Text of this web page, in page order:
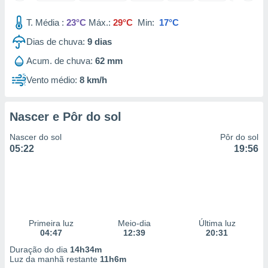
utilizar
criar
medir
da
medir o
fontes,
e melhorar
dados
T. Média : 23°C Máx.: 29°C Min: 17°C
Dias de chuva: 9 dias
Acum. de chuva: 62 mm
Vento médio: 8 km/h
Nascer e Pôr do sol
Nascer do sol
05:22
Pôr do sol
19:56
Primeira luz
04:47
Meio-dia
12:39
Última luz
20:31
Duração do dia 14h34m
Luz da manhã restante 11h6m